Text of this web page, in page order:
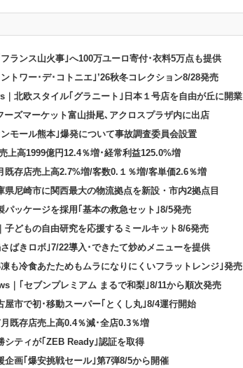
ランス山火事｣へ100万ユーロ寄付･衣料5万点も提供
トワー･デ･コトニエ｣’26秋冬コレクション8/28発売
｜北欧スタイル｢グラニート｣日本１号店を自由が丘に開業
ーズマーケット富山掛尾､アクロスプラザ内に出店
モール熊本｣爆発について事故調査委員会設置
上高1999億円12.4％増･経常利益125.0%増
既存店売上高2.7%増/客数0.１％増/客単価2.6％増
県尼崎市に関西最大の物流拠点を新設・市内2拠点目
パッケージを採用｢基本の救急セット｣8/5発売
子どもの自由研究を応援するミールキット8/6発売
ばきロボ｣7/22導入･できたて炒めメニューを提供
も冷食あたためもムラになりにくいフラットレンジ｣発売
｜｢セブンプレミアム まるで和梨｣8/11から順次発売
屋市で初･移動スーパー｢とくし丸｣8/4運行開始
既存店売上高0.4％減･全店0.3％増
シティが｢ZEB Ready｣認証を取得
企画｢爆安挑戦セール｣第7弾8/5から開催